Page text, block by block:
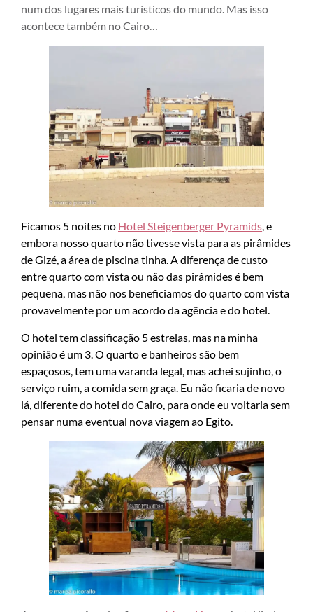
num dos lugares mais turísticos do mundo. Mas isso
acontece também no Cairo…
Ficamos 5 noites no Hotel Steigenberger Pyramids, e
embora nosso quarto não tivesse vista para as pirâmides
de Gizé, a área de piscina tinha. A diferença de custo
entre quarto com vista ou não das pirâmides é bem
pequena, mas não nos beneficiamos do quarto com vista
provavelmente por um acordo da agência e do hotel.
O hotel tem classificação 5 estrelas, mas na minha
opinião é um 3. O quarto e banheiros são bem
espaçosos, tem uma varanda legal, mas achei sujinho, o
serviço ruim, a comida sem graça. Eu não ficaria de novo
lá, diferente do hotel do Cairo, para onde eu voltaria sem
pensar numa eventual nova viagem ao Egito.